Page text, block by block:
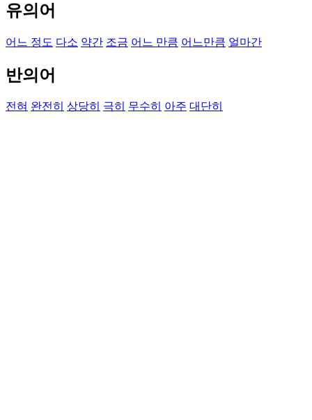
유의어
어느 정도 다소 약간 조금 어느 만큼 어느만큼 얼마간
반의어
전혀 완전히 상당히 극히 무수히 아주 대단히